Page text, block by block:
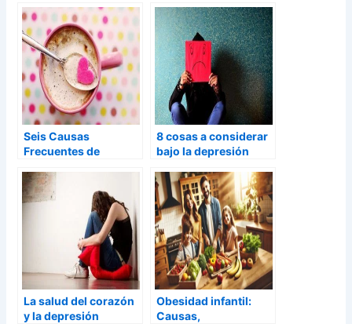
Seis Causas
Frecuentes de
8 cosas a considerar
bajo la depresión
La salud del corazón
y la depresión
Obesidad infantil:
Causas,